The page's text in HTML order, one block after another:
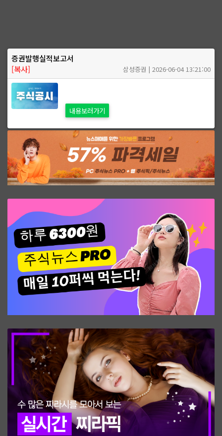
증권발행실적보고서
[복사]
삼성증권 | 2026-06-04 13:21:00
내용보러가기